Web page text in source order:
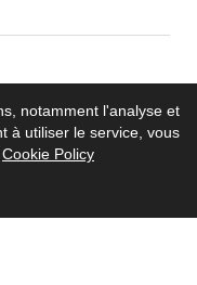
notamment l'analyse et
à utiliser le service, vous
Cookie Policy